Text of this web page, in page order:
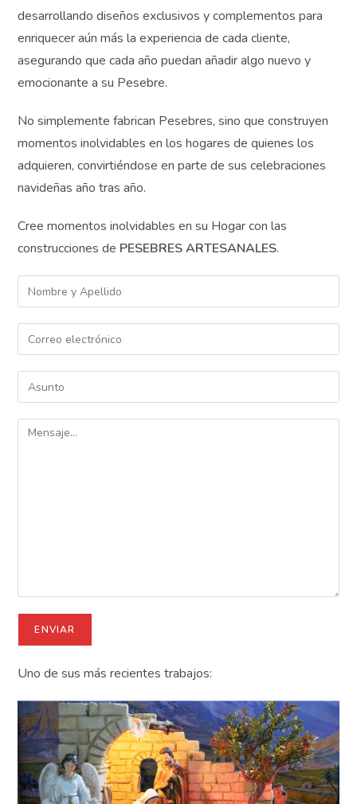
Además, se mantienen en constante evolución,
desarrollando diseños exclusivos y complementos para
enriquecer aún más la experiencia de cada cliente,
emocionante a su Pesebre.
No simplemente fabrican Pesebres, sino que
construyen momentos inolvidables en los hogares de
celebraciones navideñas año tras año.
construcciones dePESEBRES ARTESANALES
Uno de sus más recientes trabajos:
Para que tus
Pesebres sean únicos
y llenos de magia
Para
perfeccionar tu estilo
de decoración
salud y belleza de tu
piel